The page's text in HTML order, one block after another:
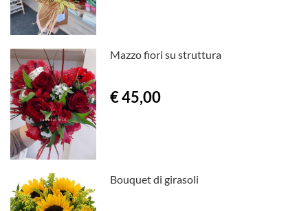
Mazzo fiori su struttura
€ 45,00
Bouquet di girasoli